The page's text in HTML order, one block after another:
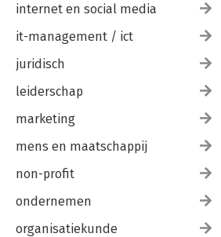
internet en social media
it-management / ict
juridisch
leiderschap
marketing
mens en maatschappij
non-profit
ondernemen
organisatiekunde